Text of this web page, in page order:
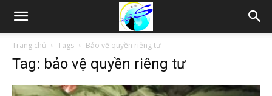
Thám
Trang chủ Tags Bảo vệ quyền riêng tư
Tag: bảo vệ quyền riêng tư